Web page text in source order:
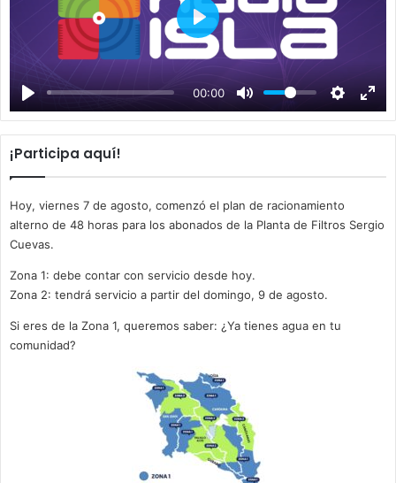
00:00
P
a
y
¡Participa aquí!
Hoy, viernes 7 de agosto, comenzó el plan de racionamiento
alterno de 48 horas para los abonados de la Planta de Filtros Sergio
Cuevas.
Zona 1: debe contar con servicio desde hoy.
Zona 2: tendrá servicio a partir del domingo, 9 de agosto.
Si eres de la Zona 1, queremos saber: ¿Ya tienes agua en tu
comunidad?